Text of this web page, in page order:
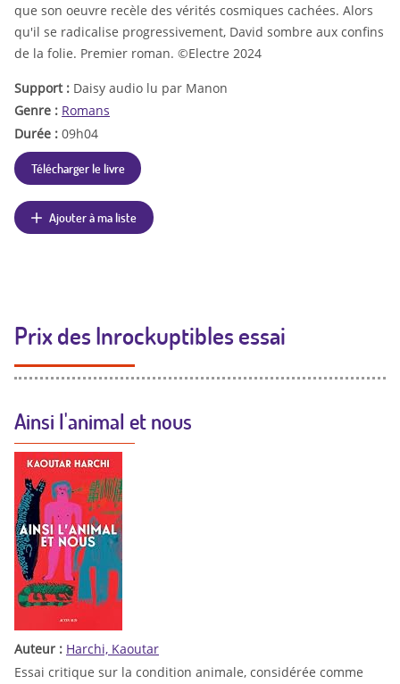
que son oeuvre recèle des vérités cosmiques cachées. Alors
qu'il se radicalise progressivement, David sombre aux confins
de la folie. Premier roman. ©Electre 2024
Support : Daisy audio lu par Manon
Genre : Romans
Durée : 09h04
Télécharger le livre
Ajouter à ma liste
Prix des Inrockuptibles essai
Ainsi l'animal et nous
Auteur : Harchi, Kaoutar
Essai critique sur la condition animale, considérée comme